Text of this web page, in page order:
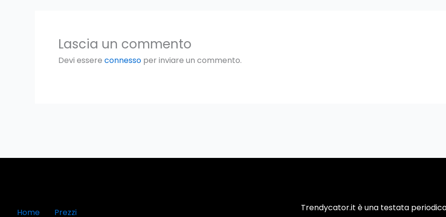
Lascia un commento
Devi essere connesso per inviare un commento.
Home Prezzi
Trendycator.it è una testata